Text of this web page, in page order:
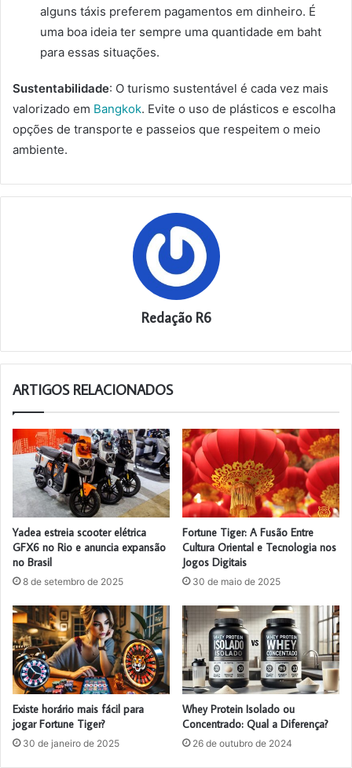
alguns táxis preferem pagamentos em dinheiro. É
uma boa ideia ter sempre uma quantidade em baht
para essas situações.
Sustentabilidade: O turismo sustentável é cada vez mais
valorizado em Bangkok. Evite o uso de plásticos e escolha
opções de transporte e passeios que respeitem o meio
ambiente.
Redação R6
ARTIGOS RELACIONADOS
Yadea estreia scooter elétrica
GFX6 no Rio e anuncia expansão
no Brasil
8 de setembro de 2025
Fortune Tiger: A Fusão Entre
Cultura Oriental e Tecnologia nos
Jogos Digitais
30 de maio de 2025
Existe horário mais fácil para
jogar Fortune Tiger?
30 de janeiro de 2025
Whey Protein Isolado ou
Concentrado: Qual a Diferença?
26 de outubro de 2024